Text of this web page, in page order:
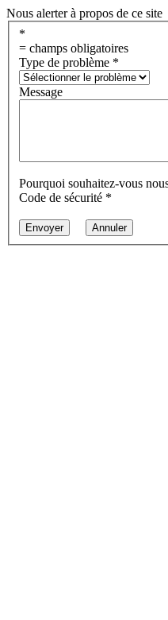
Nous alerter à propos de ce site
*
= champs obligatoires
Type de problème *
Message
Pourquoi souhaitez-vous
Code de sécurité *